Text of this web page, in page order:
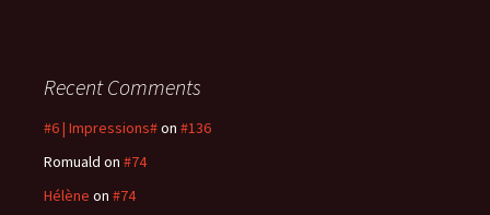
Recent Comments
#6 | Impressions#on #136
Romuald on #74
Hélène on #74